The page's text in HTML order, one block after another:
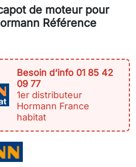
de moteur pour
Référence
Besoin d‘info 01 85 42
09 77
1er distributeur
Hormann France
habitat